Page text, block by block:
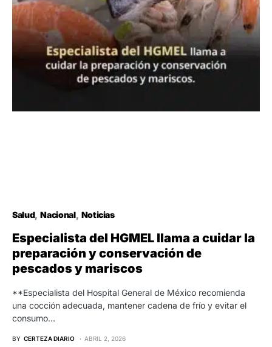
Salud Nacional Noticias
Especialista del HGMEL llama a cuidar la
preparación y conservación de
pescados y mariscos
**Especialista del Hospital General de México recomienda
una cocción adecuada, mantener cadena de frío y evitar el
consumo…
BY CERTEZA DIARIO ABRIL 2, 2026